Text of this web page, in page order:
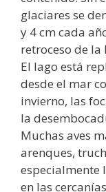
glaciares se
y 4 cm cada
retroceso de la
El lago está
desde el mar
invierno, las
la
Muchas aves
arenques,
especialmente
en las